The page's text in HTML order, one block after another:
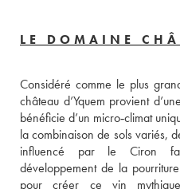
LE DOMAINE
Considéré comme le plus
château d’Yquem provient
bénéficie d’un micro‑climat
la combinaison de sols variés,
influencé par le Ciron
développement de la
pour créer ce vin